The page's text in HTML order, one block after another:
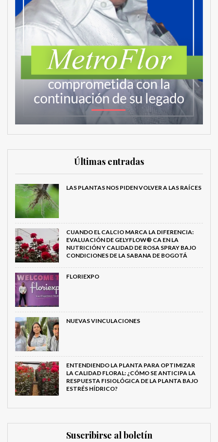
Últimas entradas
LAS PLANTAS NOS PIDEN VOLVER A LAS RAÍCES
CUANDO EL CALCIO MARCA LA DIFERENCIA:
EVALUACIÓN DE GELYFLOW® CA EN LA
NUTRICIÓN Y CALIDAD DE ROSA SPRAY BAJO
CONDICIONES DE LA SABANA DE BOGOTÁ
FLORIEXPO
NUEVAS VINCULACIONES
ENTENDIENDO LA PLANTA PARA OPTIMIZAR
LA CALIDAD FLORAL: ¿CÓMO SE ANTICIPA LA
RESPUESTA FISIOLÓGICA DE LA PLANTA BAJO
ESTRÉS HÍDRICO?
Suscribirse al boletín